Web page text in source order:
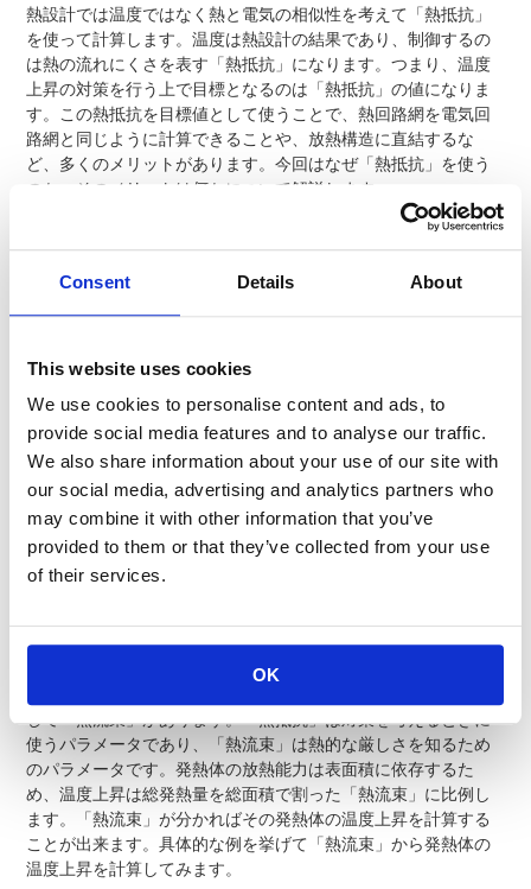
Consent Details About
This website uses cookies
We use cookies to personalise content and ads, to
provide social media features and to analyse our traffic.
We also share information about your use of our site with
our social media, advertising and analytics partners who
may combine it with other information that you’ve
provided to them or that they’ve collected from your use
of their services.
OK
熱設計では温度ではなく熱と電気の相似性を考えて「熱抵抗」
を使って計算します。温度は熱設計の結果であり、制御するの
は熱の流れにくさを表す「熱抵抗」になります。つまり、温度
上昇の対策を行う上で目標となるのは「熱抵抗」の値になりま
す。この熱抵抗を目標値として使うことで、熱回路網を電気回
路網と同じように計算できることや、放熱構造に直結するな
ど、多くのメリットがあります。今回はなぜ「熱抵抗」を使う
のか、そのメリットは何かについて解説します。
して「熱流束」があります。「熱抵抗」は対策を考えるときに
使うパラメータであり、「熱流束」は熱的な厳しさを知るため
のパラメータです。発熱体の放熱能力は表面積に依存するた
め、温度上昇は総発熱量を総面積で割った「熱流束」に比例し
ます。「熱流束」が分かればその発熱体の温度上昇を計算する
ことが出来ます。具体的な例を挙げて「熱流束」から発熱体の
温度上昇を計算してみます。